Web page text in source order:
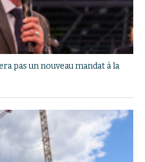
pas un nouveau mandat à la